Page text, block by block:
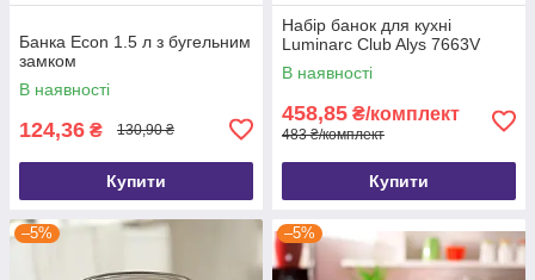
Банка Econ 1.5 л з бугельним
замком
В наявності
124,36 ₴ 130,90 ₴
Купити
Набір банок для кухні
Luminarc Club Alys 7663V
В наявності
458,85 ₴/комплект
483 ₴/комплект
Купити
–5% –5%